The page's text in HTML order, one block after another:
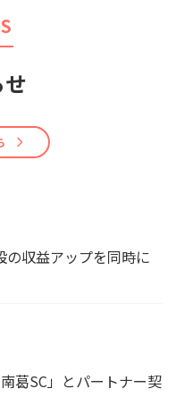
収益アップを同時に
葛SC」とパートナー契